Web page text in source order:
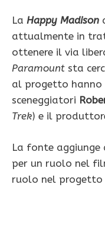
La Happy Madison
attualmente in
ottenere il via
Paramount sta
al progetto hanno
sceneggiatori
Trek) e il
La fonte
per un ruolo nel
ruolo nel progetto